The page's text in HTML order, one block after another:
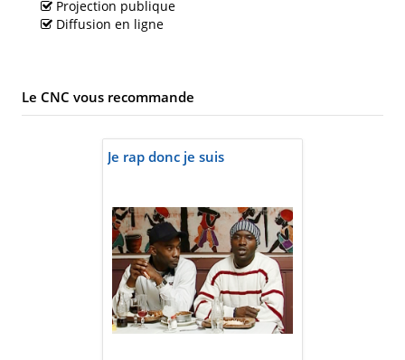
Projection publique
Diffusion en ligne
Le CNC vous recommande
Je rap donc je suis